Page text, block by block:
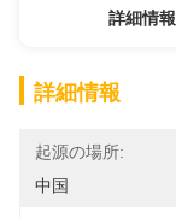
詳細情報
詳細情報
起源の場所:
中国